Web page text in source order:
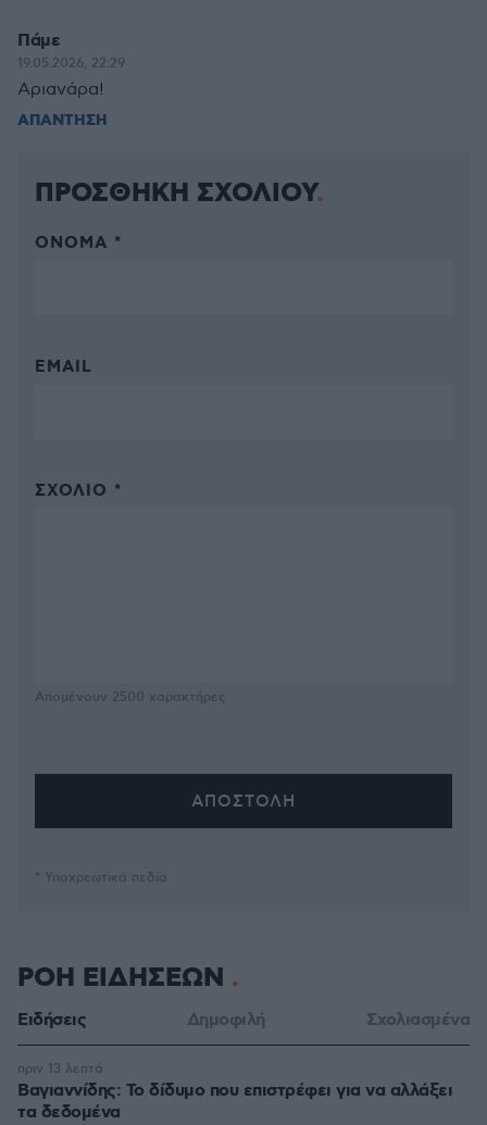
Πάμε
19.05.2026, 22:29
Αριανάρα!
ΑΠΑΝΤΗΣΗ
ΠΡΟΣΘΗΚΗ ΣΧΟΛΙΟΥ
ΌΝΟΜΑ *
EMAIL
ΣΧΌΛΙΟ *
Απομένουν 2500 χαρακτήρες
* Υποχρεωτικά πεδία
ΡΟΗ ΕΙΔΗΣΕΩΝ
Ειδήσεις Δημοφιλή Σχολιασμένα
Βαγιαννίδης: Το δίδυμο που επιστρέφει για να αλλάξει
τα δεδομένα
πριν 13 λεπτά